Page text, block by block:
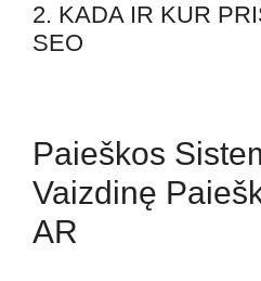
2. KADA IR KUR
SEO
Paieškos
Vaizdinę
AR